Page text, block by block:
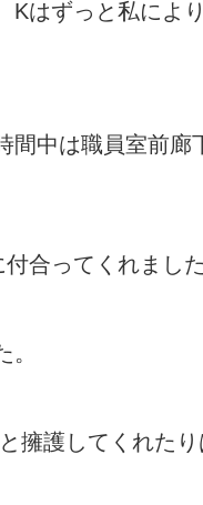
はずっと私によ
中は職員室前廊
合ってくれました
擁護してくれたり